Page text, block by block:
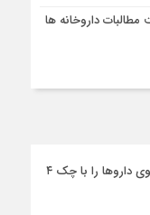
داروخانه ها
داروخانه‌های خراسان رضوی داروها را با چک ۴